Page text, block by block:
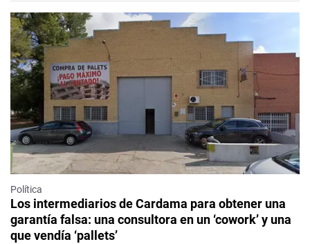
Política
Los intermediarios de Cardama para obtener una
garantía falsa: una consultora en un ‘cowork’ y una
que vendía ‘pallets’